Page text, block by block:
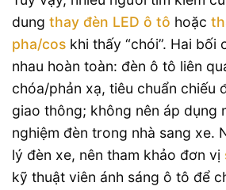
dung thay đèn LED ô tô hoặc
pha/cos khi thấy “chói”. Hai bối
nhau hoàn toàn: đèn ô tô liên
chóa/phản xạ, tiêu chuẩn chiếu
giao thông; không nên áp dụng
nghiệm đèn trong nhà sang xe.
lý đèn xe, nên tham khảo đơn vị
kỹ thuật viên ánh sáng ô tô để